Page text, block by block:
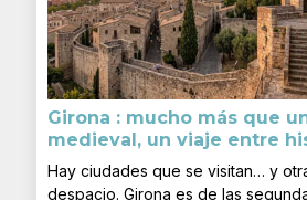
Girona : mucho más que
medieval, un viaje entre
Hay ciudades que se visitan… y
despacio. Girona es de las